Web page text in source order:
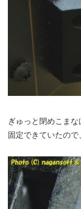
ぎゅっと閉めこま
固定できていたので